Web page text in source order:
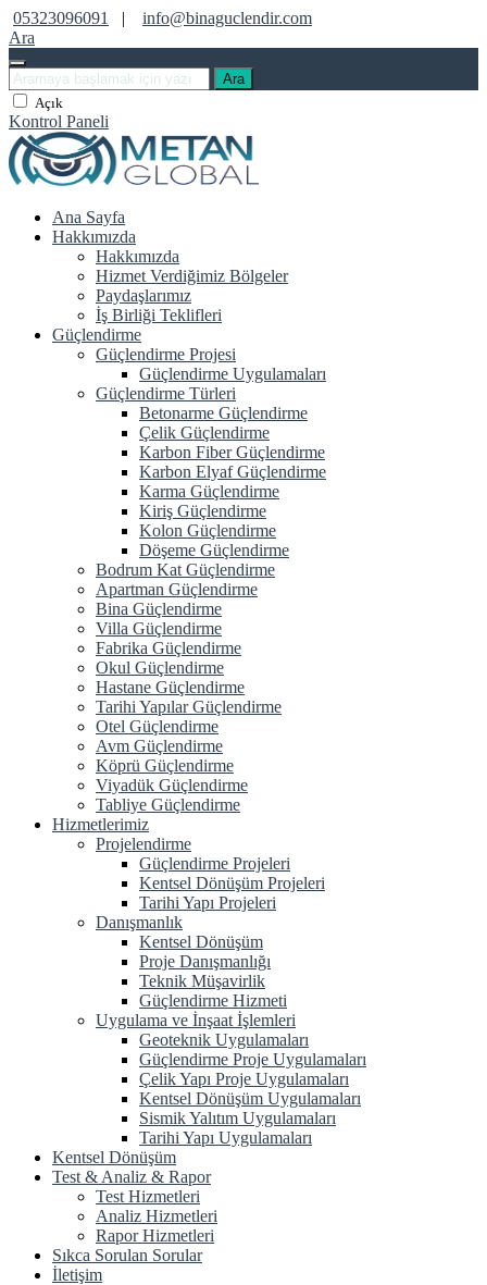
05323096091 |
info@binaguclendir.com
Ara
Ara
Açık
Kontrol Paneli
Ana Sayfa
Hakkımızda
Hakkımızda
Hizmet Verdiğimiz Bölgeler
Paydaşlarımız
İş Birliği Teklifleri
Güçlendirme
Güçlendirme Projesi
Güçlendirme Uygulamaları
Güçlendirme Türleri
Betonarme Güçlendirme
Çelik Güçlendirme
Karbon Fiber Güçlendirme
Karbon Elyaf Güçlendirme
Karma Güçlendirme
Kiriş Güçlendirme
Kolon Güçlendirme
Döşeme Güçlendirme
Bodrum Kat Güçlendirme
Apartman Güçlendirme
Bina Güçlendirme
Villa Güçlendirme
Fabrika Güçlendirme
Okul Güçlendirme
Hastane Güçlendirme
Tarihi Yapılar Güçlendirme
Otel Güçlendirme
Avm Güçlendirme
Köprü Güçlendirme
Viyadük Güçlendirme
Tabliye Güçlendirme
Hizmetlerimiz
Projelendirme
Güçlendirme Projeleri
Kentsel Dönüşüm Projeleri
Tarihi Yapı Projeleri
Danışmanlık
Kentsel Dönüşüm
Proje Danışmanlığı
Teknik Müşavirlik
Güçlendirme Hizmeti
Uygulama ve İnşaat İşlemleri
Geoteknik Uygulamaları
Güçlendirme Proje Uygulamaları
Çelik Yapı Proje Uygulamaları
Kentsel Dönüşüm Uygulamaları
Sismik Yalıtım Uygulamaları
Tarihi Yapı Uygulamaları
Kentsel Dönüşüm
Test & Analiz & Rapor
Test Hizmetleri
Analiz Hizmetleri
Rapor Hizmetleri
Sıkca Sorulan Sorular
İletişim